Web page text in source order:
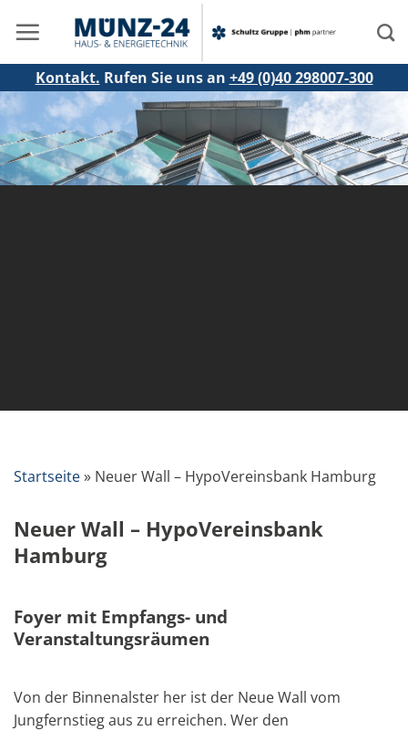
Inhalt
Kontakt. Rufen Sie uns an +49 (0)40 298007-300
Startseite» Neuer Wall – HypoVereinsbank Hamburg
Neuer Wall – HypoVereinsbank
Hamburg
Foyer mit Empfangs- und
Veranstaltungsräumen
Von der Binnenalster her ist der Neue Wall vom
Jungfernstieg aus zu erreichen. Wer den